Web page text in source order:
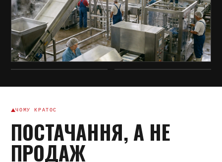
ЧОМУ КРАТОС
ПОСТАЧАННЯ, А НЕ
ПРОДАЖ